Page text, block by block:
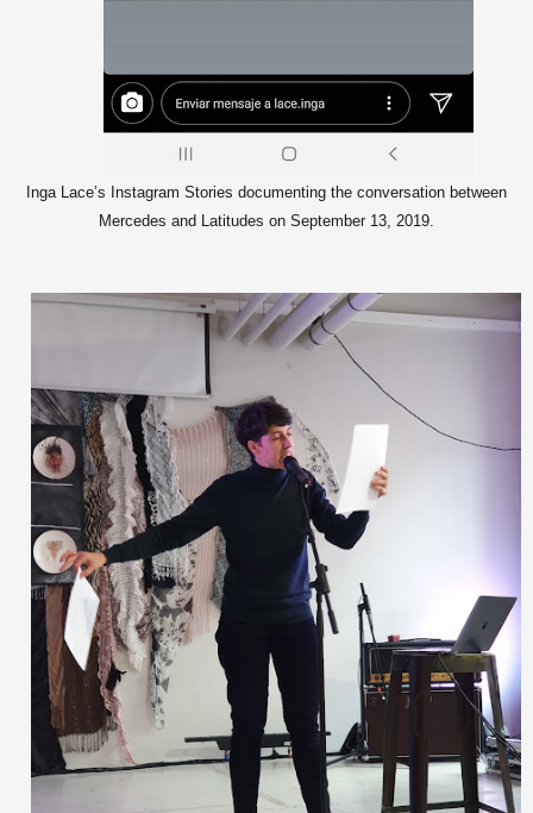
Inga Lace’s Instagram Stories documenting the conversation between
Mercedes and Latitudes on September 13, 2019.